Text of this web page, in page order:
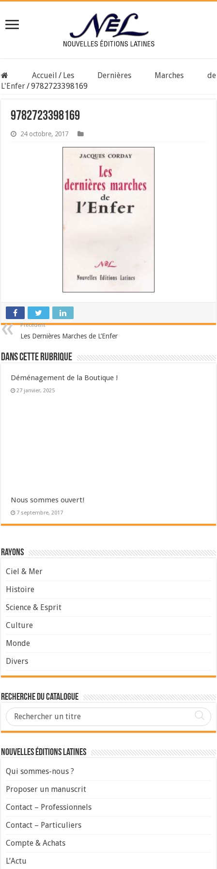
Accueil / Les Dernières Marches de
L'Enfer/9782723398169
9782723398169
24 octobre, 2017
Précédent
Les Dernières Marches de L’Enfer
Dans cette Rubrique
Déménagement de la Boutique !
27 janvier, 2025
Nous sommes ouvert!
7 septembre, 2017
Rayons
Ciel & Mer
Histoire
Science & Esprit
Culture
Monde
Divers
Recherche du Catalogue
Nouvelles Éditions Latines
Qui sommes-nous ?
Proposer un manuscrit
Contact – Professionnels
Contact – Particuliers
Compte & Achats
L’Actu